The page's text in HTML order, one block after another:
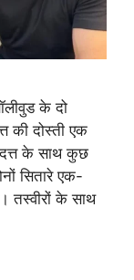
के दो
की दोस्ती एक
के साथ कुछ
सितारे एक-
तस्वीरों के साथ